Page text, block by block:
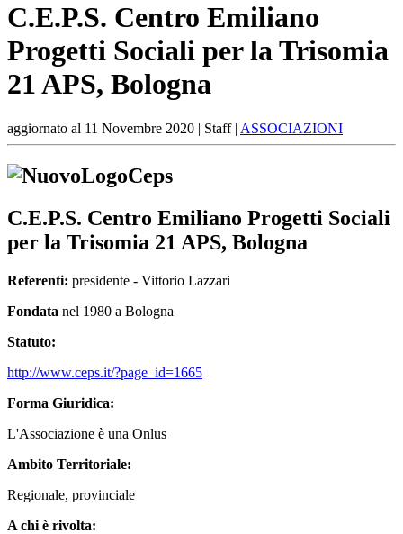
C.E.P.S. Centro Emiliano
Progetti Sociali per la Trisomia
21 APS, Bologna
aggiornato al 11 Novembre 2020 | Staff | ASSOCIAZIONI
C.E.P.S. Centro Emiliano Progetti Sociali
per la Trisomia 21 APS, Bologna
Referenti: presidente - Vittorio Lazzari
Fondata nel 1980 a Bologna
Statuto:
http://www.ceps.it/?page_id=1665
Forma Giuridica:
L'Associazione è una Onlus
Ambito Territoriale:
Regionale, provinciale
A chi è rivolta: